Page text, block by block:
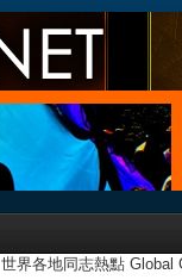
世界各地同志熱點